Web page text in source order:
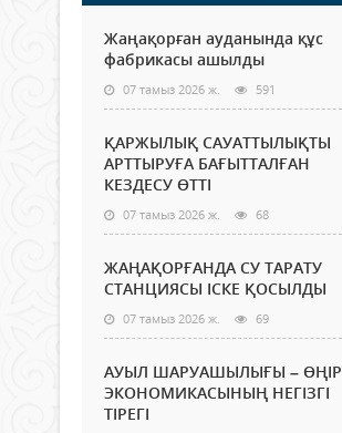
Жаңақорған ауданында құс
фабрикасы ашылды
07 тамыз 2026 ж. 591
ҚАРЖЫЛЫҚ САУАТТЫЛЫҚТЫ
АРТТЫРУҒА БАҒЫТТАЛҒАН
КЕЗДЕСУ ӨТТІ
07 тамыз 2026 ж. 68
ЖАҢАҚОРҒАНДА СУ ТАРАТУ
СТАНЦИЯСЫ ІСКЕ ҚОСЫЛДЫ
07 тамыз 2026 ж. 69
АУЫЛ ШАРУАШЫЛЫҒЫ – ӨҢІР
ЭКОНОМИКАСЫНЫҢ НЕГІЗГІ
ТІРЕГІ